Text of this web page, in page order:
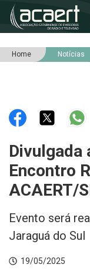
HOME
RNA
NOTÍCIAS
SERVIÇOS
INTEGRIDADE
Home Notícias
Divulgada
Encontro
ACAERT/
Evento será
Jaraguá do Sul
19/05/2025